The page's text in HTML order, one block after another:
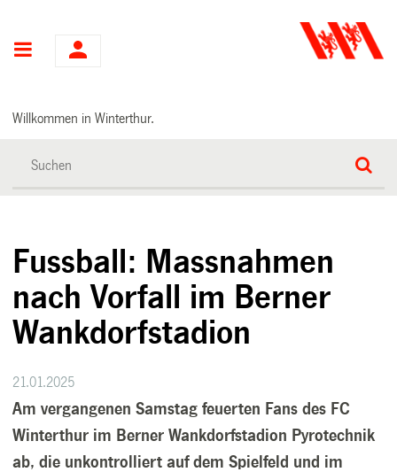
Hauptnavigation
Willkommen in Winterthur.
Fussball: Massnahmen
nach Vorfall im Berner
Wankdorfstadion
21.01.2025
Am vergangenen Samstag feuerten Fans des FC
Winterthur im Berner Wankdorfstadion Pyrotechnik
ab, die unkontrolliert auf dem Spielfeld und im